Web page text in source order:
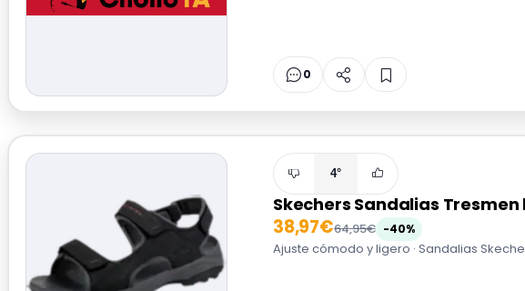
0
4°
Skechers Sandalias
38,97€64,95€ -40%
Ajuste cómodo y ligero · Sandalias